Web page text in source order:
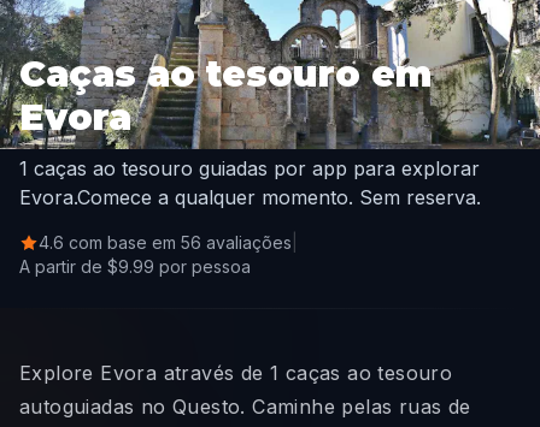
Caças ao tesouro em
Evora
1 caças ao tesouro guiadas por app para explorar
Evora.Comece a qualquer momento. Sem reserva.
4.6 com base em 56 avaliações
A partir de $9.99 por pessoa
Explore Evora através de 1 caças ao tesouro
autoguiadas no Questo. Caminhe pelas ruas de